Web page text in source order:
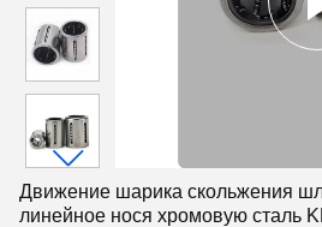
Движение шарика скольжения
линейное нося хромовую сталь